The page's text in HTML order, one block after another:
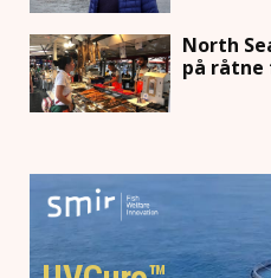
North
på